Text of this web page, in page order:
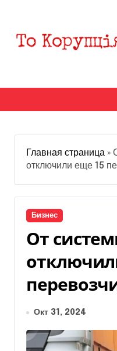
содержанию
Главная страница »
отключили еще 15
Бизнес
От
Окт 31, 2024